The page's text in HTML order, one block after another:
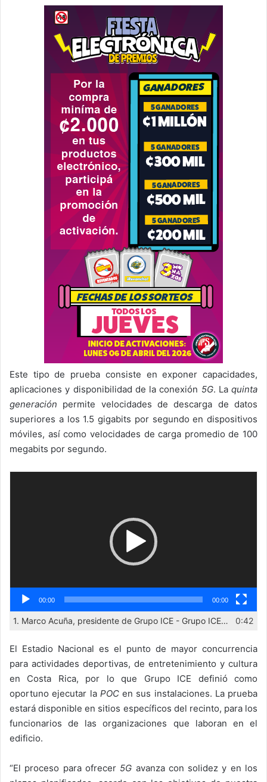
Este tipo de prueba consiste en exponer capacidades,
aplicaciones y disponibilidad de la conexión 5G. La quinta
generación permite velocidades de descarga de datos
superiores a los 1.5 gigabits por segundo en dispositivos
móviles, así como velocidades de carga promedio de 100
megabits por segundo.
00:00 00:00
1. Marco Acuña, presidente de Grupo ICE - Grupo ICE despliega prueba de concepto 5G en Estadio Nacional 0:42
El Estadio Nacional es el punto de mayor concurrencia
para actividades deportivas, de entretenimiento y cultura
en Costa Rica, por lo que Grupo ICE definió como
oportuno ejecutar la POCen sus instalaciones. La prueba
estará disponible en sitios específicos del recinto, para los
funcionarios de las organizaciones que laboran en el
edificio.
“El proceso para ofrecer 5G avanza con solidez y en los